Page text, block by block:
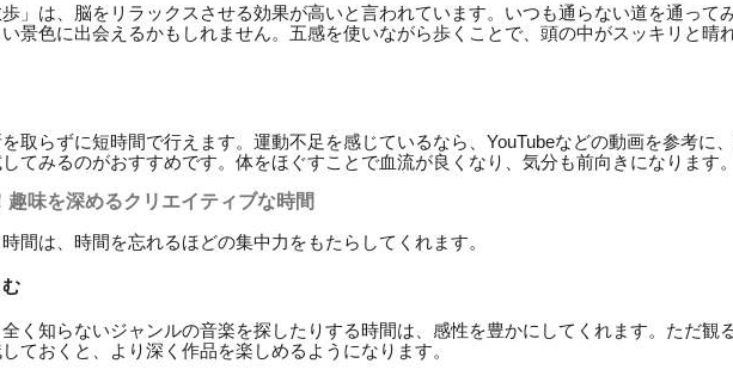
」は、脳をリラックスさせる効果が高いと言われています。いつも通らない道を通って
景色に出会えるかもしれません。五感を使いながら歩くことで、頭の中がスッキリと晴
取らずに短時間で行えます。運動不足を感じているなら、YouTubeなどの動画を参考に
てみるのがおすすめです。体をほぐすことで血流が良くなり、気分も前向きになります。
味を深めるクリエイティブな時間
間は、時間を忘れるほどの集中力をもたらしてくれます。
く知らないジャンルの音楽を探したりする時間は、感性を豊かにしてくれます。ただ観
ておくと、より深く作品を楽しめるようになります。